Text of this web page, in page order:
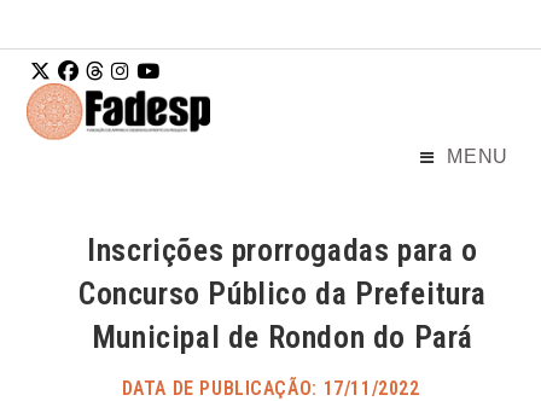
conteúdo
MENU
Inscrições prorrogadas para o
Concurso Público da Prefeitura
Municipal de Rondon do Pará
DATA DE PUBLICAÇÃO: 17/11/2022